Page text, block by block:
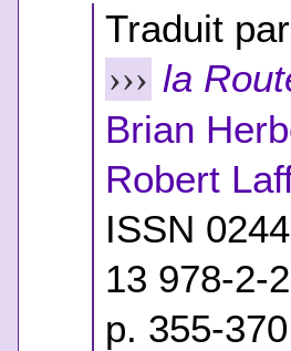
Traduit
››› la
Brian
Robert
ISSN
13 978-2-
p. 355-